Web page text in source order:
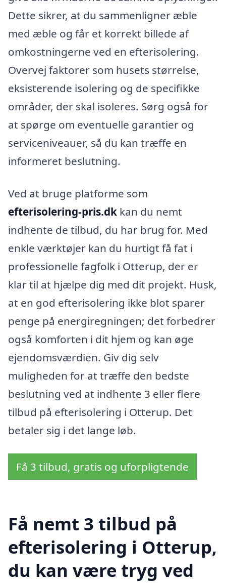
Dette sikrer, at du sammenligner æble
med æble og får et korrekt billede af
omkostningerne ved en efterisolering.
Overvej faktorer som husets størrelse,
eksisterende isolering og de specifikke
områder, der skal isoleres. Sørg også for
at spørge om eventuelle garantier og
serviceniveauer, så du kan træffe en
informeret beslutning.
Ved at bruge platforme som
efterisolering-pris.dk kan du nemt
indhente de tilbud, du har brug for. Med
enkle værktøjer kan du hurtigt få fat i
professionelle fagfolk i Otterup, der er
klar til at hjælpe dig med dit projekt. Husk,
at en god efterisolering ikke blot sparer
penge på energiregningen; det forbedrer
også komforten i dit hjem og kan øge
ejendomsværdien. Giv dig selv
muligheden for at træffe den bedste
beslutning ved at indhente 3 eller flere
tilbud på efterisolering i Otterup. Det
betaler sig i det lange løb.
Få 3 tilbud, gratis og uforpligtende
Få nemt 3 tilbud på
efterisolering i Otterup,
du kan være tryg ved